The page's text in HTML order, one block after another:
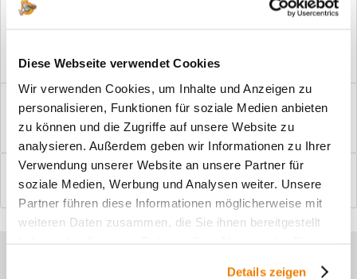
Diese Webseite verwendet Cookies
Wir verwenden Cookies, um Inhalte und Anzeigen zu
personalisieren, Funktionen für soziale Medien anbieten
zu können und die Zugriffe auf unsere Website zu
analysieren. Außerdem geben wir Informationen zu Ihrer
Verwendung unserer Website an unsere Partner für
soziale Medien, Werbung und Analysen weiter. Unsere
Partner führen diese Informationen möglicherweise mit
weiteren Daten zusammen, die Sie ihnen bereitgestellt
Details zeigen
Vorteile
Windfangelemente online am Bildschirm konfigurieren und
einbaufertig bestellen. In wenigen...
Bewertungen
0
Bewertungen lesen, schreiben und diskutieren...mehr
Sie haben Fragen zu unseren